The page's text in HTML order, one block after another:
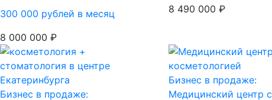
300 000 рублей в месяц
8 000 000 ₽
8 490 000 ₽
Бизнес в продаже:
Бизнес в продаже:
Медицинский центр с